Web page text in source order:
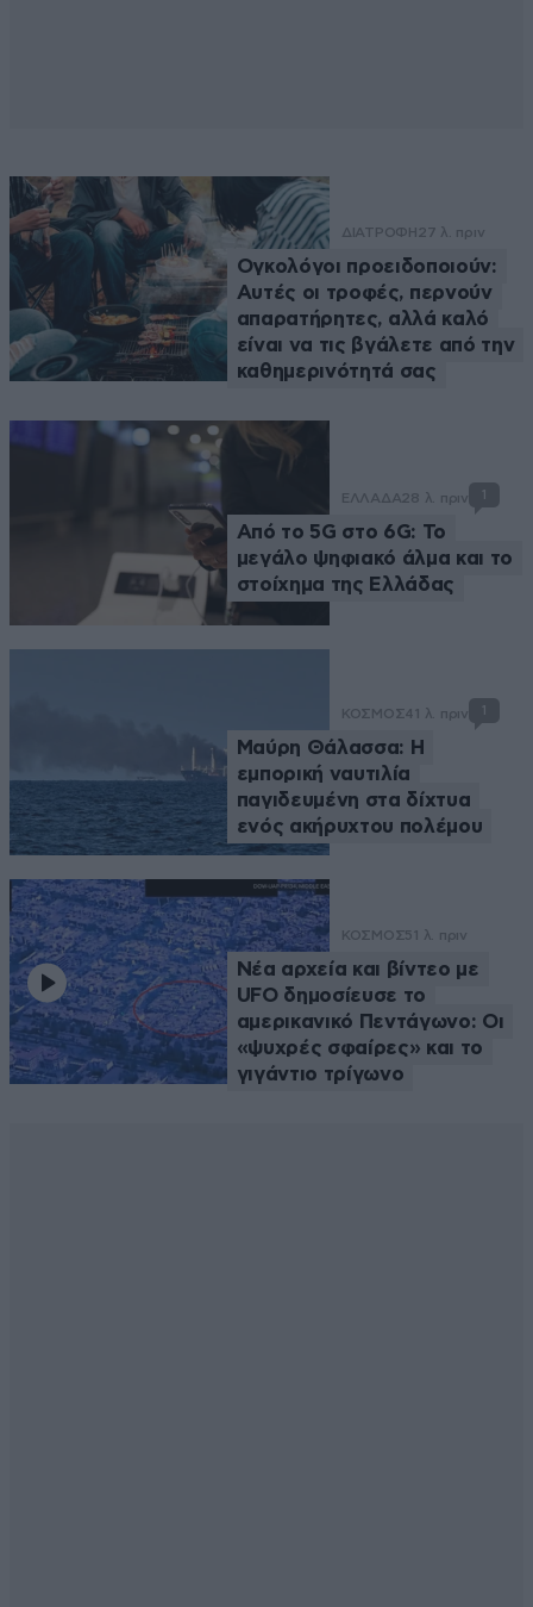
ΔΙΑΤΡΟΦΗ 27 λ. πριν
Ογκολόγοι προειδοποιούν:
Αυτές οι τροφές, περνούν
απαρατήρητες, αλλά καλό
είναι να τις βγάλετε από την
καθημερινότητά σας
ΕΛΛΑΔΑ28 λ. πριν 1
Από το 5G στο 6G: Το
μεγάλο ψηφιακό άλμα και το
στοίχημα της Ελλάδας
ΚΟΣΜΟΣ41 λ. πριν 1
Μαύρη Θάλασσα: Η
εμπορική ναυτιλία
παγιδευμένη στα δίχτυα
ενός ακήρυχτου πολέμου
ΚΟΣΜΟΣ51 λ. πριν
Νέα αρχεία και βίντεο με
UFO δημοσίευσε το
αμερικανικό Πεντάγωνο: Οι
«ψυχρές σφαίρες» και το
γιγάντιο τρίγωνο